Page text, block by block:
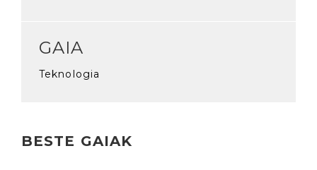
GAIA
Teknologia
BESTE GAIAK